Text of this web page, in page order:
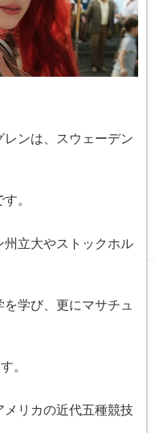
ンは、スウェーデン
。
立大やストックホル
学び、更にマサチュ
。
メリカの近代五種競技